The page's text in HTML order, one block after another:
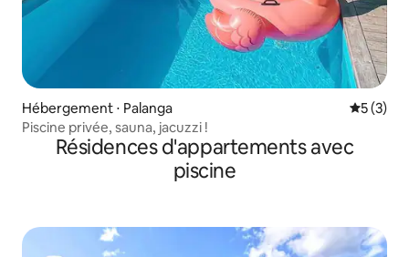
Hébergement ⋅ Palanga
5 (3)
Piscine privée, sauna, jacuzzi !
Résidences d'appartements avec
piscine